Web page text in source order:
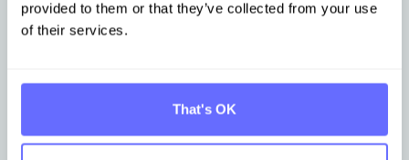
provided to them or that they’ve collected from your use
of their services.
That's OK